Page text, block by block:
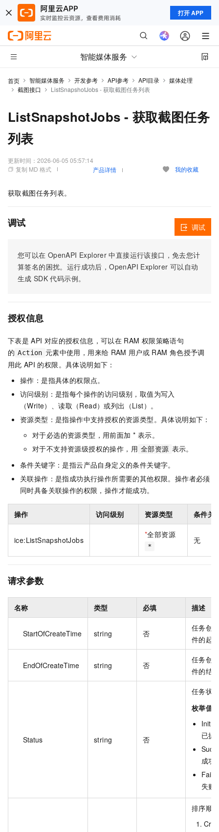
打开 APP
智能媒体服务
首页 智能媒体服务 开发参考 API参考 API目录
媒体处理
截图接口
ListSnapshotJobs - 获取截图任务列表
ListSnapshotJobs - 获取截图任务
列表
更新时间： 2026-06-05 05:57:14
复制 MD 格式
产品详情 我的收藏
获取截图任务列表。
调试
您可以在 OpenAPI Explorer 中直接运行该接口，免去您计
算签名的困扰。运行成功后，OpenAPI Explorer 可以自动
生成 SDK 代码示例。
调试
授权信息
下表是 API 对应的授权信息，可以在 RAM 权限策略语句
的 Action 元素中使用，用来给 RAM 用户或 RAM 角色授予调
用此 API 的权限。具体说明如下：
操作：是指具体的权限点。
访问级别：是指每个操作的访问级别，取值为写入
（Write）、读取（Read）或列出（List）。
资源类型：是指操作中支持授权的资源类型。具体说明如下：
对于必选的资源类型，用前面加 * 表示。
对于不支持资源级授权的操作，用 全部资源 表示。
条件关键字：是指云产品自身定义的条件关键字。
关联操作：是指成功执行操作所需要的其他权限。操作者必须
同时具备关联操作的权限，操作才能成功。
操作 访问级别 资源类型 条件关
ice:ListSnapshotJobs
*全部资源
*
无
请求参数
名称 类型 必填 描述
StartOfCreateTime string 否
任务创
件的起
EndOfCreateTime string 否
任务创
件的结
Status string 否
任务状
枚举值
Init :
已提
成功
Fail :
失败
排序顺